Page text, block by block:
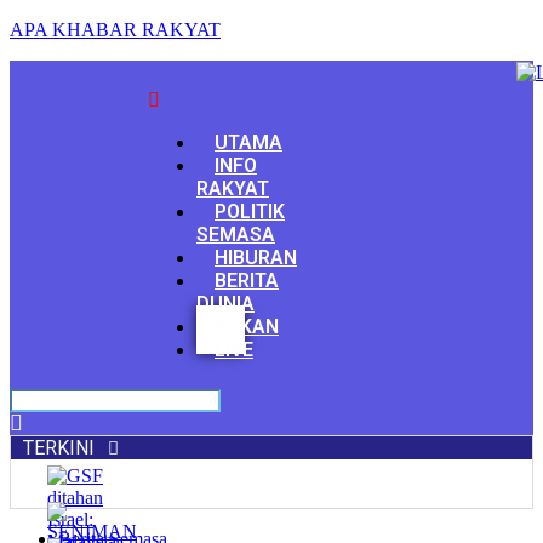
APA KHABAR RAKYAT
Menu
UTAMA
INFO
RAKYAT
POLITIK
SEMASA
HIBURAN
BERITA
DUNIA
SUKAN
LIVE
Facebook
Youtube
TERKINI